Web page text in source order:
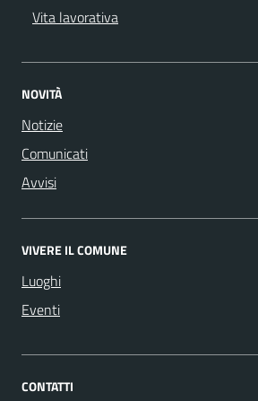
Vita lavorativa
NOVITÀ
Notizie
Comunicati
Avvisi
VIVERE IL COMUNE
Luoghi
Eventi
CONTATTI